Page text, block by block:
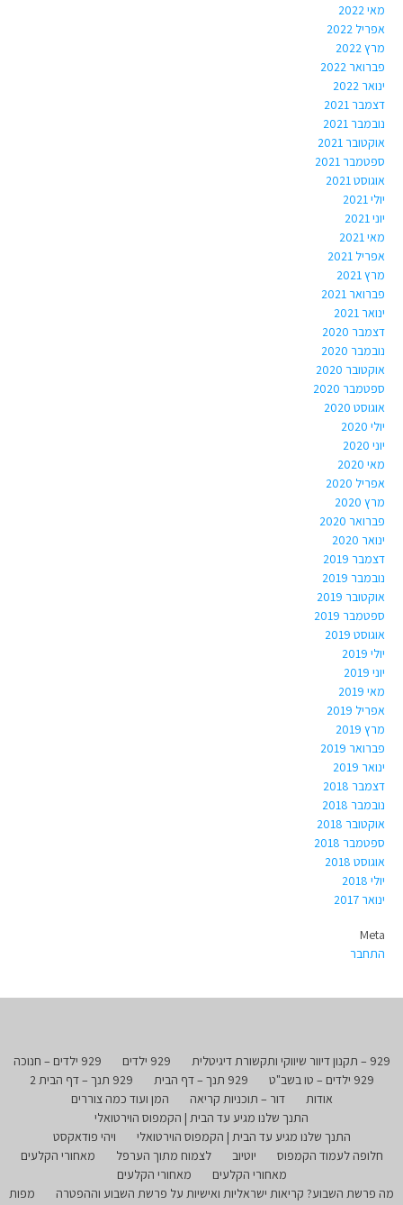
מאי 2022
אפריל 2022
מרץ 2022
פברואר 2022
ינואר 2022
דצמבר 2021
נובמבר 2021
אוקטובר 2021
ספטמבר 2021
אוגוסט 2021
יולי 2021
יוני 2021
מאי 2021
אפריל 2021
מרץ 2021
פברואר 2021
ינואר 2021
דצמבר 2020
נובמבר 2020
אוקטובר 2020
ספטמבר 2020
אוגוסט 2020
יולי 2020
יוני 2020
מאי 2020
אפריל 2020
מרץ 2020
פברואר 2020
ינואר 2020
דצמבר 2019
נובמבר 2019
אוקטובר 2019
ספטמבר 2019
אוגוסט 2019
יולי 2019
יוני 2019
מאי 2019
אפריל 2019
מרץ 2019
פברואר 2019
ינואר 2019
דצמבר 2018
נובמבר 2018
אוקטובר 2018
ספטמבר 2018
אוגוסט 2018
יולי 2018
ינואר 2017
Meta
התחבר
929 – תקנון דיוור שיווקי ותקשורת דיגיטלית 929 ילדים
929 ילדים – חנוכה
929 ילדים – טו בשב"ט
929 תנך – דף הבית
929 תנך – דף הבית 2
אודות
דור – תוכניות קריאה
המן ועוד כמה צוררים
התנך שלנו מגיע עד הבית | הקמפוס הוירטואלי
התנך שלנו מגיע עד הבית | הקמפוס הוירטואלי
ויהי פודאקסט
חלופה לעמוד הקמפוס
יוטיוב לצמוח מתוך הערפל
מאחורי הקלעים
מאחורי הקלעים
מאחורי הקלעים
מה פרשת השבוע? קריאות ישראליות ואישיות על פרשת השבוע וההפטרה
מפות